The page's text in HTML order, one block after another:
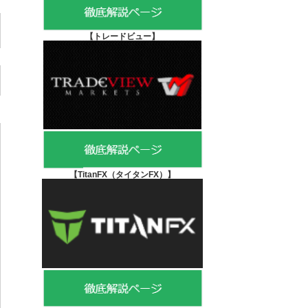
【 トレードビュー】
【TitanFX（タイタンFX） 】